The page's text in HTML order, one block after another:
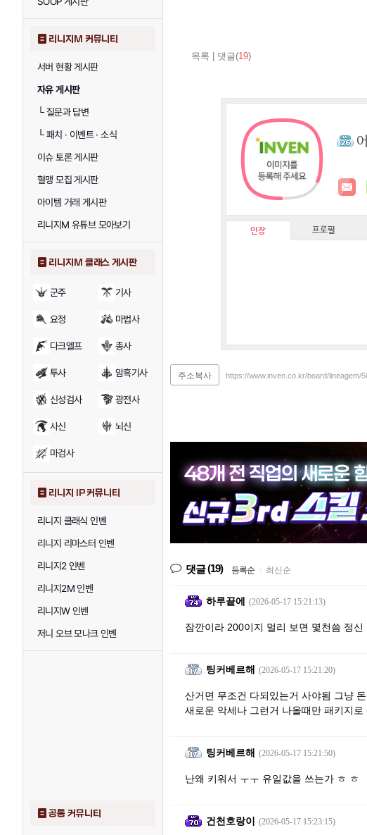
리니지M 커뮤니티
서버 현황 게시판
자유 게시판
└질문과 답변
└패치 · 이벤트 · 소식
이슈 토론 게시판
혈맹 모집 게시판
아이템 거래 게시판
리니지M 유튜브 모아보기
리니지M 클래스 게시판
군주 기사
요정 마법사
다크엘프 총사
투사 암흑기사
신성검사 광전사
사신 뇌신
마검사
리니지 IP 커뮤니티
리니지 클래식 인벤
리니지 리마스터 인벤
리니지2 인벤
리니지2M 인벤
리니지W 인벤
저니 오브 모나크 인벤
공통 커뮤니티
목록 댓글(19)
인장 프로필
주소복사 https://www.inven.co.kr/board/lineagem/
댓글(19) 등록순 최신순
하루끝에 (2026-05-17 15:21:13)
잠깐이라 200이지 멀리 보면 몇천씀 정신
팅커베르해 (2026-05-17 15:21:20)
산거면 무조건 다되있는거 사야됨 그냥
새로운 악세나 그런거 나올때만 패키지로
팅커베르해 (2026-05-17 15:21:50)
난왜 키워서 ㅜㅜ 유일값을 쓰는가 ㅎ ㅎ
건천호랑이 (2026-05-17 15:23:15)